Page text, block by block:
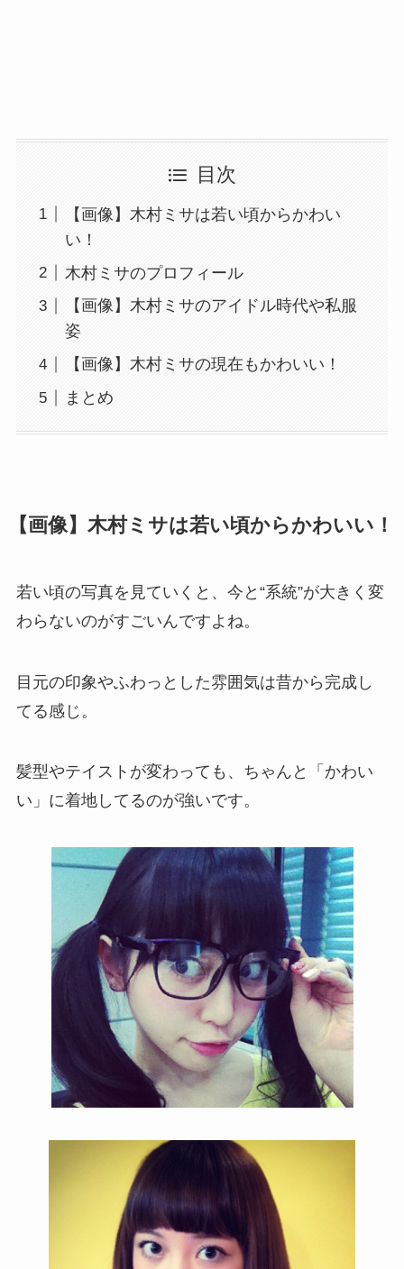
目次
【画像】木村ミサは若い頃からかわい
い！
木村ミサのプロフィール
【画像】木村ミサのアイドル時代や私服
姿
【画像】木村ミサの現在もかわいい！
まとめ
【画像】木村ミサは若い頃からかわいい！
若い頃の写真を見ていくと、今と“系統”が大きく変
わらないのがすごいんですよね。
目元の印象やふわっとした雰囲気は昔から完成し
てる感じ。
髪型やテイストが変わっても、ちゃんと「かわい
い」に着地してるのが強いです。